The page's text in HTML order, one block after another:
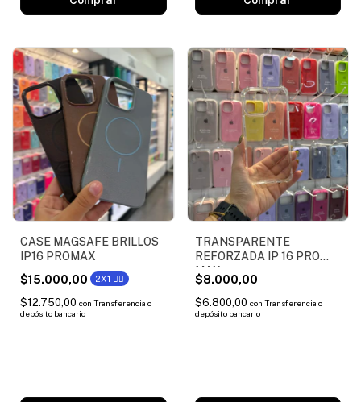
CASE MAGSAFE BRILLOS
IP16 PROMAX
$15.000,00
2X1 ❤️‍🔥
$12.750,00 con Transferencia o
depósito bancario
TRANSPARENTE
REFORZADA IP 16 PRO
MAX
$8.000,00
$6.800,00 con Transferencia o
depósito bancario